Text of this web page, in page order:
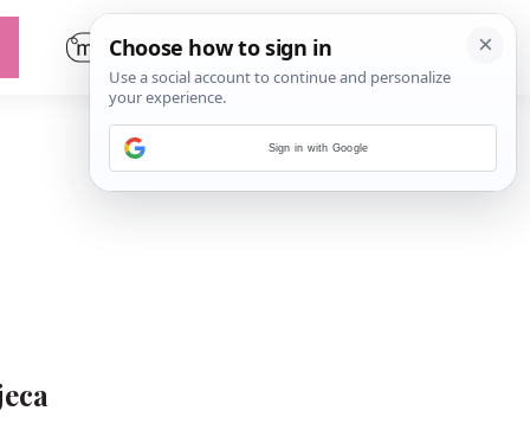
Sign in with Google